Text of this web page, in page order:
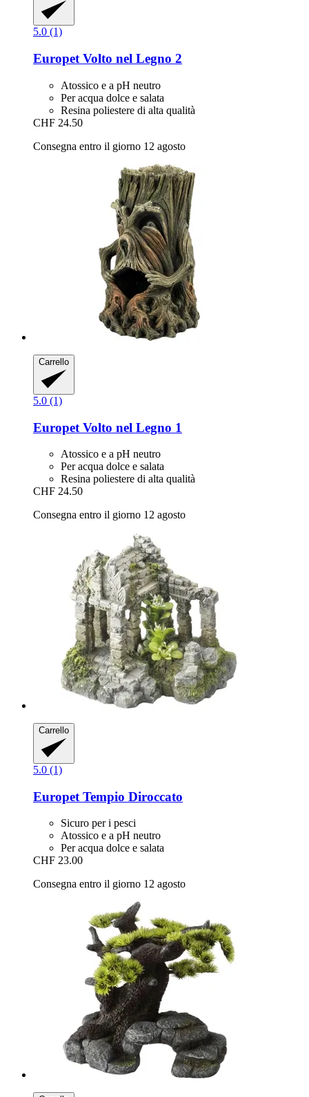
5.0 (1)
Europet Volto nel Legno 2
Atossico e a pH neutro
Per acqua dolce e salata
Resina poliestere di alta qualità
CHF 24.50
Consegna entro il giorno 12 agosto
Carrello
5.0 (1)
Europet Volto nel Legno 1
Atossico e a pH neutro
Per acqua dolce e salata
Resina poliestere di alta qualità
CHF 24.50
Consegna entro il giorno 12 agosto
Carrello
5.0 (1)
Europet Tempio Diroccato
Sicuro per i pesci
Atossico e a pH neutro
Per acqua dolce e salata
CHF 23.00
Consegna entro il giorno 12 agosto